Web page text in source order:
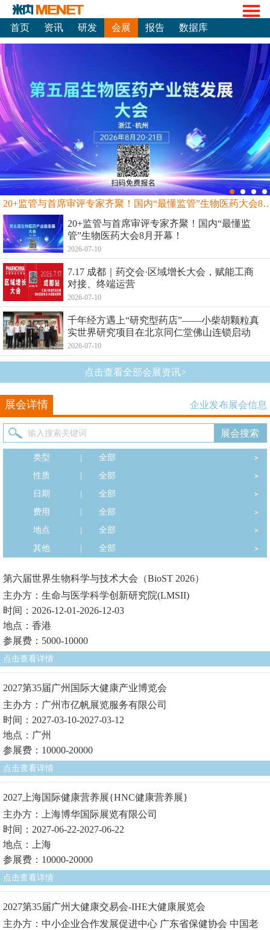
首页 资讯 研发 会展 报告 数据库
20+监管与首席审评专家齐聚！国内“最
20+监管与首席审评专家齐聚！国内“最懂监
管”生物医药大会8月开幕！
2026-07-10
7.17 成都｜药交会·区域增长大会，赋能工商
对接、终端运营
2026-07-10
千年经方遇上“研究型药店”——小柴胡颗粒真
实世界研究项目在北京同仁堂佛山连锁启动
2026-07-10
点击查看全部会展资讯>
展会详情 企业发布展会信息
类型
全部
性质
全部
日期
全部
费用
全部
地点
全部
其他
全部
第六届世界生物科学与技术大会（BioST 2026）
主办方：生命与医学科学创新研究院(LMSII)
时间：2026-12-01-2026-12-03
地点：香港
参展费：5000-10000
点击查看详情
2027第35届广州国际大健康产业博览会
主办方：广州市亿帆展览服务有限公司
时间：2027-03-10-2027-03-12
地点：广州
参展费：10000-20000
点击查看详情
2027上海国际健康营养展{HNC健康营养展}
主办方：上海博华国际展览有限公司
时间：2027-06-22-2027-06-22
地点：上海
参展费：10000-20000
点击查看详情
2027第35届广州大健康交易会-IHE大健康展览会
主办方：中小企业合作发展促进中心 广东省保健协会 中国老